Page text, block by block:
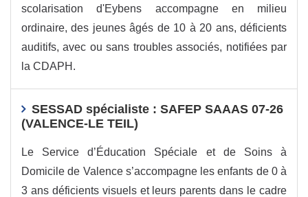
scolarisation d'Eybens accompagne en milieu
ordinaire, des jeunes âgés de 10 à 20 ans, déficients
auditifs, avec ou sans troubles associés, notifiées par
la CDAPH.
SESSAD spécialiste : SAFEP SAAAS 07-26
(VALENCE-LE TEIL)
Le Service d’Éducation Spéciale et de Soins à
Domicile de Valence s’accompagne les enfants de 0 à
3 ans déficients visuels et leurs parents dans le cadre